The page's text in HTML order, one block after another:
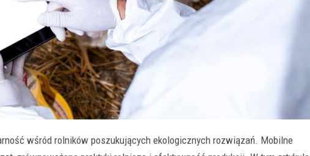
wśród rolników poszukujących ekologicznych rozwiązań. Mobilne